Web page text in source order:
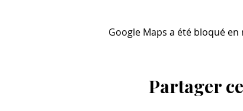
Google Maps a été bloqué
Partager